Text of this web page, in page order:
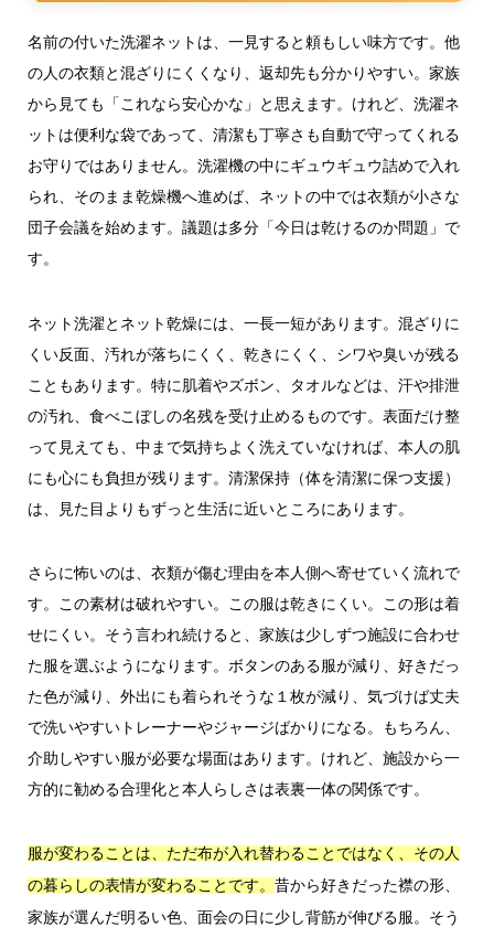
名前の付いた洗濯ネットは、一見すると頼もしい味方です。他
の人の衣類と混ざりにくくなり、返却先も分かりやすい。家族
から見ても「これなら安心かな」と思えます。けれど、洗濯ネ
ットは便利な袋であって、清潔も丁寧さも自動で守ってくれる
お守りではありません。洗濯機の中にギュウギュウ詰めで入れ
られ、そのまま乾燥機へ進めば、ネットの中では衣類が小さな
団子会議を始めます。議題は多分「今日は乾けるのか問題」で
す。
ネット洗濯とネット乾燥には、一長一短があります。混ざりに
くい反面、汚れが落ちにくく、乾きにくく、シワや臭いが残る
こともあります。特に肌着やズボン、タオルなどは、汗や排泄
の汚れ、食べこぼしの名残を受け止めるものです。表面だけ整
って見えても、中まで気持ちよく洗えていなければ、本人の肌
にも心にも負担が残ります。清潔保持（体を清潔に保つ支援）
は、見た目よりもずっと生活に近いところにあります。
さらに怖いのは、衣類が傷む理由を本人側へ寄せていく流れで
す。この素材は破れやすい。この服は乾きにくい。この形は着
せにくい。そう言われ続けると、家族は少しずつ施設に合わせ
た服を選ぶようになります。ボタンのある服が減り、好きだっ
た色が減り、外出にも着られそうな１枚が減り、気づけば丈夫
で洗いやすいトレーナーやジャージばかりになる。もちろん、
介助しやすい服が必要な場面はあります。けれど、施設から一
方的に勧める合理化と本人らしさは表裏一体の関係です。
服が変わることは、ただ布が入れ替わることではなく、その人
の暮らしの表情が変わることです。 昔から好きだった襟の形、
家族が選んだ明るい色、面会の日に少し背筋が伸びる服。そう